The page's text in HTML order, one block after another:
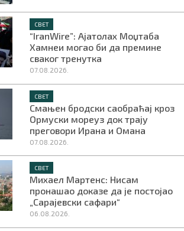
СВЕТ
“IranWire”: Ајатолах Моџтаба
Хамнеи могао би да премине
сваког тренутка
07.08.2026.
СВЕТ
Смањен бродски саобраћај кроз
Ормуски мореуз док трају
преговори Ирана и Омана
07.08.2026.
СВЕТ
Михаел Мартенс: Нисам
пронашао доказе да је постојао
„Сарајевски сафари“
06.08.2026.